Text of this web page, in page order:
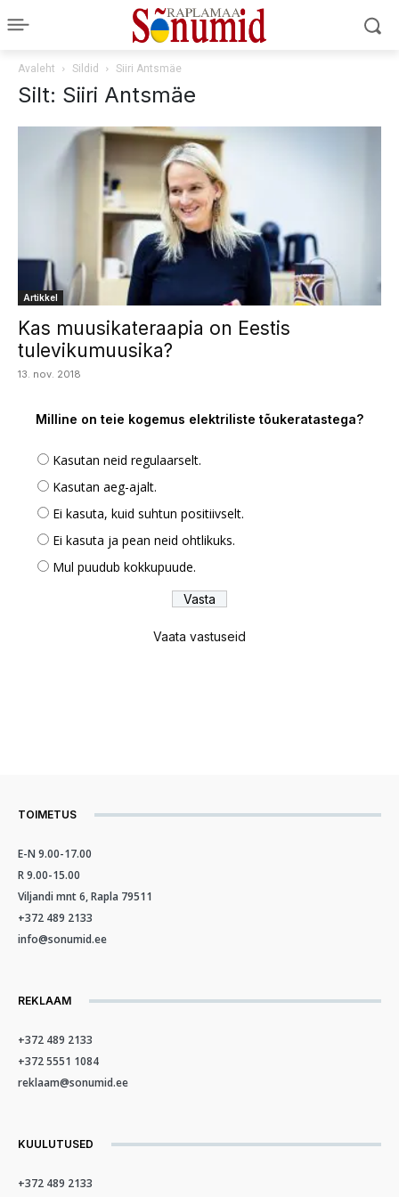
Avaleht Sildid Siiri Antsmäe
Silt: Siiri Antsmäe
Artikkel
Kas muusikateraapia on Eestis
tulevikumuusika?
13. nov. 2018
Milline on teie kogemus elektriliste tõukeratastega?
Kasutan neid regulaarselt.
Kasutan aeg-ajalt.
Ei kasuta, kuid suhtun positiivselt.
Ei kasuta ja pean neid ohtlikuks.
Mul puudub kokkupuude.
Vaata vastuseid
TOIMETUS
E-N 9.00-17.00
R 9.00-15.00
Viljandi mnt 6, Rapla 79511
+372 489 2133
info@sonumid.ee
REKLAAM
+372 489 2133
+372 5551 1084
reklaam@sonumid.ee
KUULUTUSED
+372 489 2133